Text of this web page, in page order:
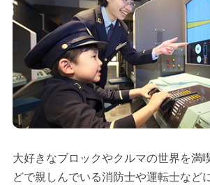
大好きなブロックやクルマの世界を満
どで親しんでいる消防士や運転士など